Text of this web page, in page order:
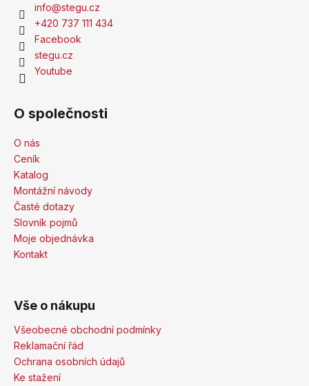
info@stegu.cz
+420 737 111 434
Facebook
stegu.cz
Youtube
O společnosti
O nás
Ceník
Katalog
Montážní návody
Časté dotazy
Slovník pojmů
Moje objednávka
Kontakt
Vše o nákupu
Všeobecné obchodní podmínky
Reklamační řád
Ochrana osobních údajů
Ke stažení